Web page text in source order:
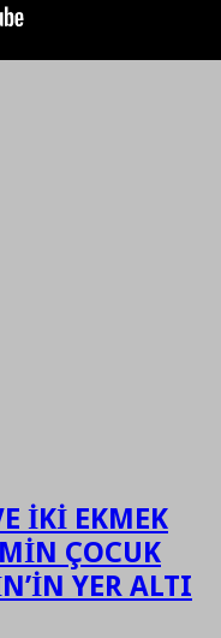
İKİ EKMEK
ÇOCUK
YER ALTI